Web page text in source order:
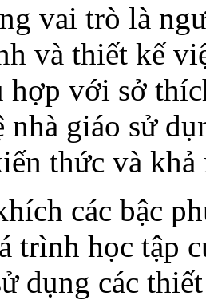
vai trò là
và thiết kế
hợp với sở
giáo sử
thức và khả
các bậc
trình học tập
dụng các